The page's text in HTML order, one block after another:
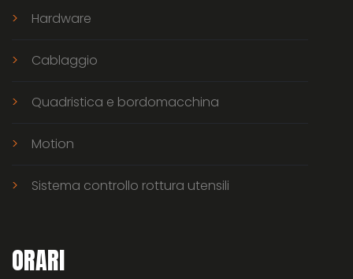
Hardware
Cablaggio
Quadristica e bordomacchina
Motion
Sistema controllo rottura utensili
ORARI